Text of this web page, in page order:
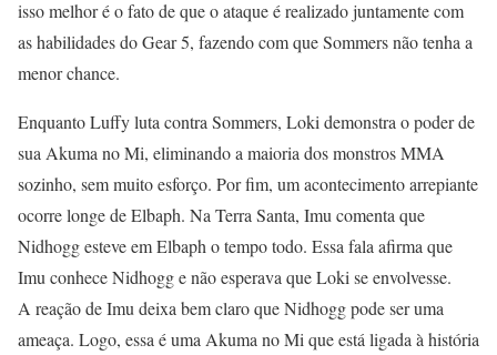
isso melhor é o fato de que o ataque é realizado juntamente com
as habilidades do Gear 5, fazendo com que Sommers não tenha a
menor chance.
Enquanto Luffy luta contra Sommers, Loki demonstra o poder de
sua Akuma no Mi, eliminando a maioria dos monstros MMA
sozinho, sem muito esforço. Por fim, um acontecimento arrepiante
ocorre longe de Elbaph. Na Terra Santa, Imu comenta que
Nidhogg esteve em Elbaph o tempo todo. Essa fala afirma que
Imu conhece Nidhogg e não esperava que Loki se envolvesse.
A reação de Imu deixa bem claro que Nidhogg pode ser uma
ameaça. Logo, essa é uma Akuma no Mi que está ligada à história